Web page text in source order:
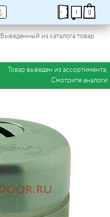
1 0
Выведенный из каталога товар
Товар выведен из ассортимента.
Смотрите аналоги